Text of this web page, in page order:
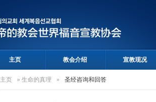
主页 教会介绍 宣教现况
主页 » 生命的真理 » 圣经咨询和回答